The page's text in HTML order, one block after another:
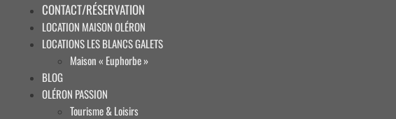
CONTACT/RÉSERVATION
LOCATION MAISON OLÉRON
LOCATIONS LES BLANCS GALETS
Maison « Euphorbe »
BLOG
OLÉRON PASSION
Tourisme & Loisirs